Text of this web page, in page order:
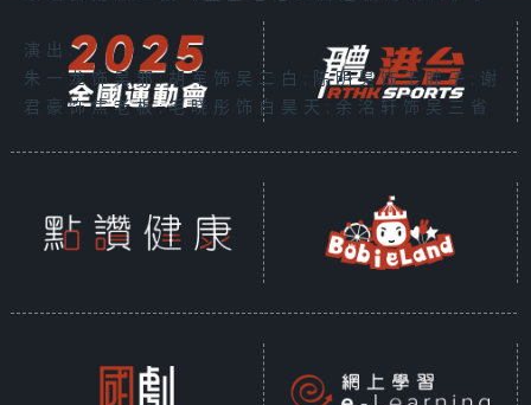
演出:
朱一龙饰吴邪;胡军饰吴二白;陈明昊饰王胖子;谢
君豪饰焦老板;毛晓彤饰白昊天;余洺轩饰吴三省